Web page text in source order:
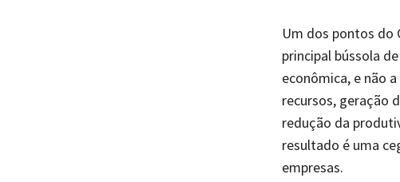
Um dos pontos do
principal bússola
econômica, e não
recursos, geração
redução da
resultado é uma
empresas.